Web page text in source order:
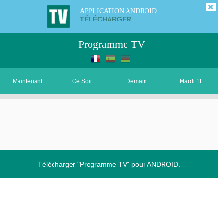
APPLICATION ANDROID
TÉLÉCHARGER
Programme TV
Maintenant Ce Soir Demain Mardi 11
Télécharger "Programme TV" pour ANDROID.